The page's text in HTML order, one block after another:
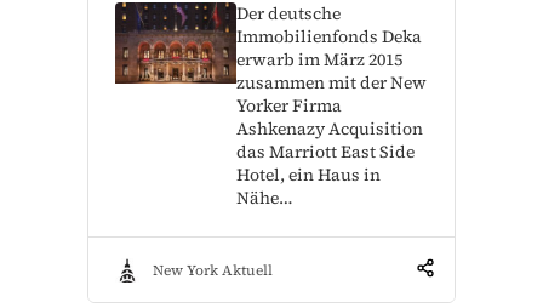
Der deutsche
Immobilienfonds Deka
erwarb im März 2015
zusammen mit der New
Yorker Firma
Ashkenazy Acquisition
das Marriott East Side
Hotel, ein Haus in
Nähe…
New York Aktuell